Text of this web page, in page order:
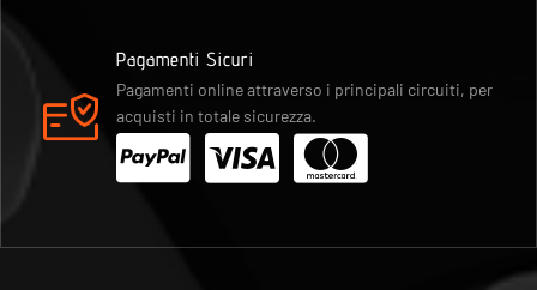
Pagamenti Sicuri
Pagamenti online attraverso i principali circuiti, per
acquisti in totale sicurezza.